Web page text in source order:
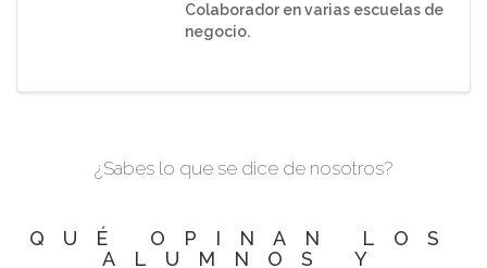
Colaborador en varias escuelas de
negocio.
¿Sabes lo que se dice de nosotros?
QUÉ OPINAN LOS
ALUMNOS Y